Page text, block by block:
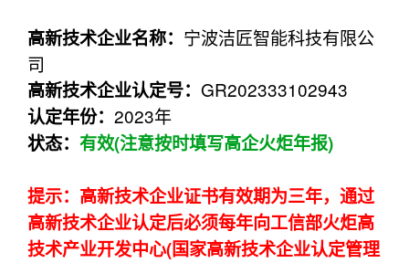
高新技术企业名称： 宁波洁匠智能科技有限公
司
高新技术企业认定号： GR202333102943
认定年份： 2023年
状态： 有效(注意按时填写高企火炬年报)
提示：高新技术企业证书有效期为三年，通过
高新技术企业认定后必须每年向工信部火炬高
技术产业开发中心(国家高新技术企业认定管理